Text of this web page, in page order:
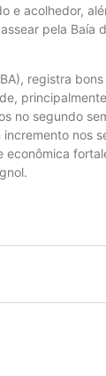
e acolhedor,
pela Baía
registra
no segundo
nos